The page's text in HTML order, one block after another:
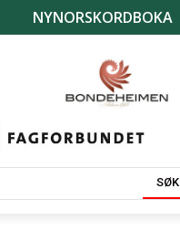
NYNORSKORDBOKA
SØK